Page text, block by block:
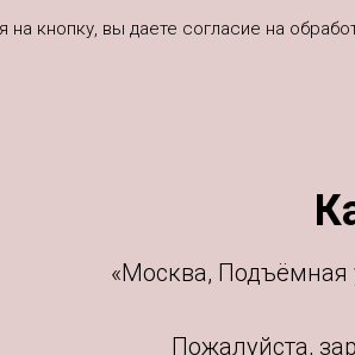
на кнопку, вы даете согласие на
«Москва, Подъёмная
Пожалуйста,